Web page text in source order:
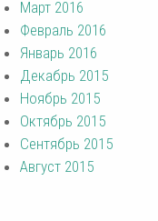
Март 2016
Февраль 2016
Январь 2016
Декабрь 2015
Ноябрь 2015
Октябрь 2015
Сентябрь 2015
Август 2015